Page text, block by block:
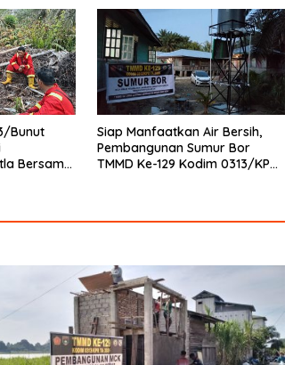
Bunut
Bersama
Siap Manfaatkan Air Bersih,
Pembangunan Sumur Bor
TMMD Ke-129 Kodim 0313/KPR